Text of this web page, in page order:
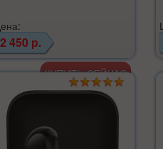
2 450 р.